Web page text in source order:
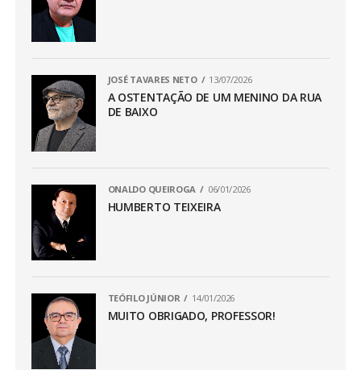
JOSÉ TAVARES NETO 13/07/2026
A OSTENTAÇÃO DE UM MENINO DA RUA
DE BAIXO
ONALDO QUEIROGA 06/01/2026
HUMBERTO TEIXEIRA
TEÓFILO JÚNIOR 14/01/2026
MUITO OBRIGADO, PROFESSOR!